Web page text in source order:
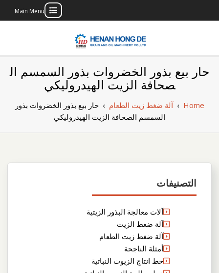
Main Menu
بناء مصنع إنتاج
الزيوت النباتية
الخاص بك
حار بيع بذور الخضروات بذور السمسم ال
صحافة الزيت الهيدروليكي
Home
›آلة ضغط زيت الطعام ›حار بيع بذور الخضروات بذور
السمسم الصحافة الزيت الهيدروليكي
التصنيفات
آلات معالجة البذور الزيتية
آلة ضغط الزيت
آلة ضغط زيت الطعام
أمثلة الناجحة
خط انتاج الزيوت النباتية